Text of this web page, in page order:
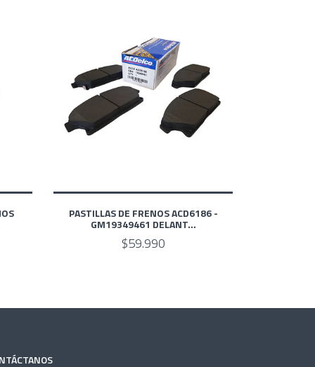
PASTILLAS DE FRENOS ACD6186 -
GM19349461 DELANT...
$59.990